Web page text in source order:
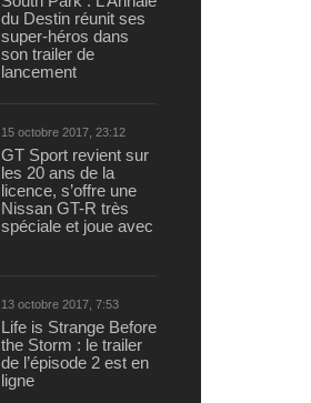
du Destin réunit ses
super-héros dans
son trailer de
lancement
15 octobre 2017, 23:12
GT Sport revient sur
les 20 ans de la
licence, s’offre une
Nissan GT-R très
spéciale et joue avec
13 octobre 2017, 7:53
Life is Strange Before
the Storm : le trailer
de l’épisode 2 est en
ligne